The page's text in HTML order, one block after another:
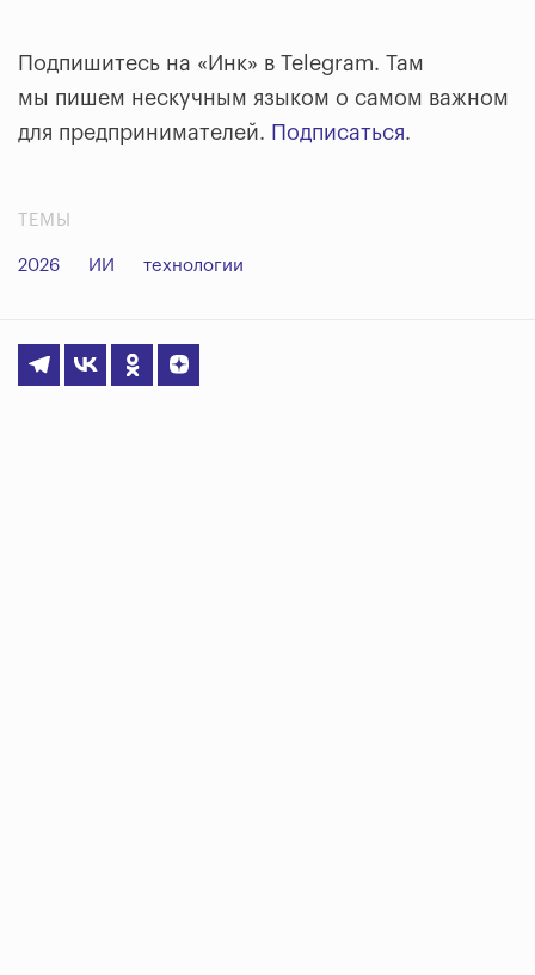
Подпишитесь на «Инк» в Telegram. Там
мы пишем нескучным языком о самом важном
для предпринимателей. Подписаться.
ТЕМЫ
2026 ИИ технологии